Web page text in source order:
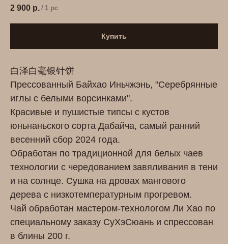
2 900 р. / 1 pc
Купить
白泽白毫银针饼
Прессованный Байхао Иньчжэнь, "Серебрянные
иглы с белыми ворсинками".
Красивые и пушистые типсы с кустов
юньнаньского сорта Дабайча, самый ранний
весенний сбор 2024 года.
Обработан по традиционной для белых чаев
технологии с чередованием завяливания в тени
и на солнце. Сушка на дровах мангового
дерева с низкотемпературным прогревом.
Чай обработан мастером-технологом Ли Хао по
специальному заказу СуХэСюань и спрессован
в блины 200 г.